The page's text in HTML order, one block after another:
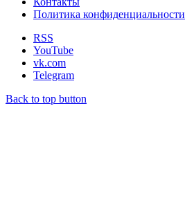
Политика конфиденциальности
RSS
YouTube
vk.com
Telegram
Back to top button